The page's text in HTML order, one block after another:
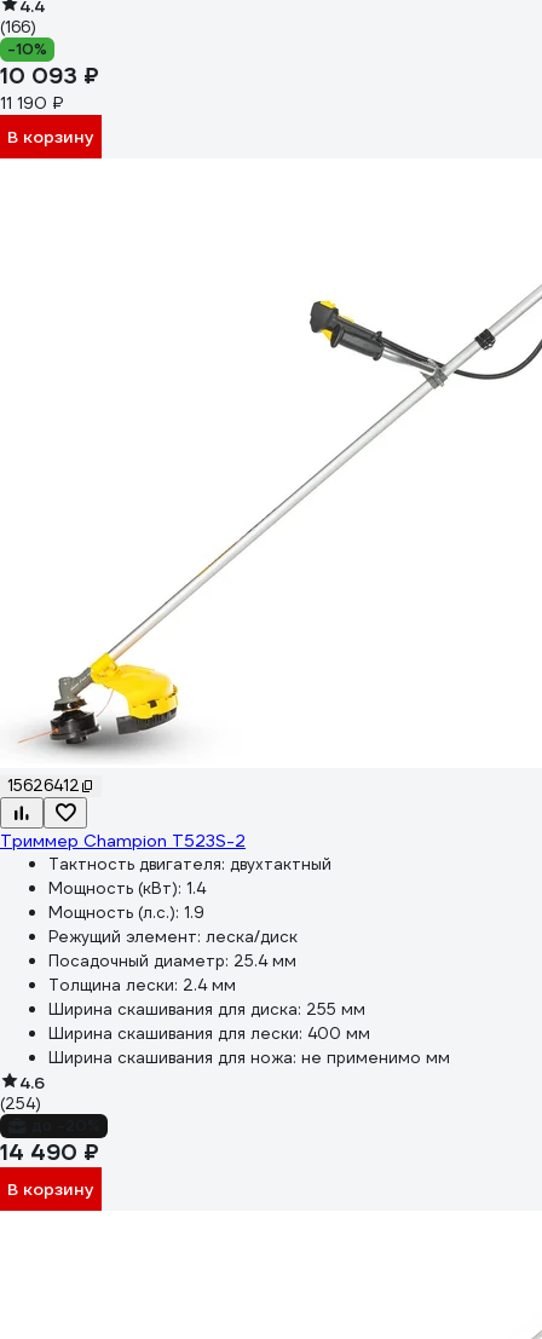
4.4
(166)
-10%
10 093 ₽
11 190 ₽
В корзину
15626412
Триммер Champion Т523S-2
Тактность двигателя: двухтактный
Мощность (кВт): 1.4
Мощность (л.с.): 1.9
Режущий элемент: леска/диск
Посадочный диаметр: 25.4 мм
Толщина лески: 2.4 мм
Ширина скашивания для диска: 255 мм
Ширина скашивания для лески: 400 мм
Ширина скашивания для ножа: не применимо мм
4.6
(254)
14 490 ₽
В корзину